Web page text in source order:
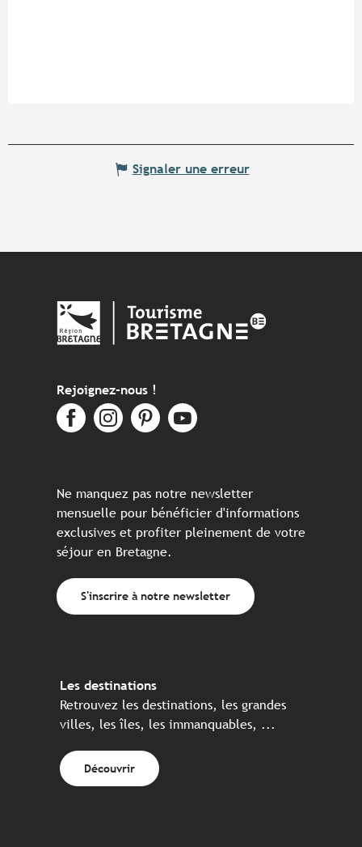
Signaler une erreur
Rejoignez-nous !
Ne manquez pas notre newsletter
mensuelle pour bénéficier d'informations
exclusives et profiter pleinement de votre
séjour en Bretagne.
S'inscrire à notre newsletter
Les destinations
Retrouvez les destinations, les grandes
villes, les îles, les immanquables, ...
Découvrir